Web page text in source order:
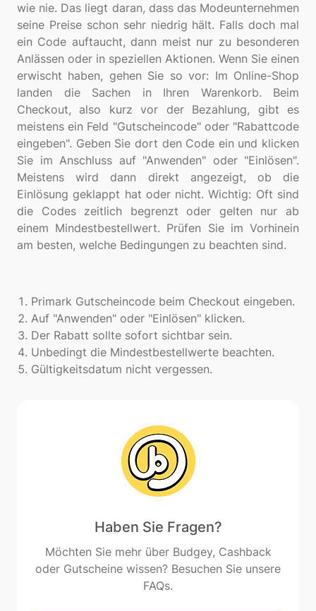
wie nie. Das liegt daran, dass das Modeunternehmen
seine Preise schon sehr niedrig hält. Falls doch mal
ein Code auftaucht, dann meist nur zu besonderen
Anlässen oder in speziellen Aktionen. Wenn Sie einen
erwischt haben, gehen Sie so vor: Im Online-Shop
landen die Sachen in Ihren Warenkorb. Beim
Checkout, also kurz vor der Bezahlung, gibt es
meistens ein Feld "Gutscheincode" oder "Rabattcode
eingeben". Geben Sie dort den Code ein und klicken
Sie im Anschluss auf "Anwenden" oder "Einlösen".
Meistens wird dann direkt angezeigt, ob die
Einlösung geklappt hat oder nicht. Wichtig: Oft sind
die Codes zeitlich begrenzt oder gelten nur ab
einem Mindestbestellwert. Prüfen Sie im Vorhinein
am besten, welche Bedingungen zu beachten sind.
Primark Gutscheincode beim Checkout eingeben.
Auf "Anwenden" oder "Einlösen" klicken.
Der Rabatt sollte sofort sichtbar sein.
Unbedingt die Mindestbestellwerte beachten.
Gültigkeitsdatum nicht vergessen.
Haben Sie Fragen?
Möchten Sie mehr über Budgey, Cashback
oder Gutscheine wissen? Besuchen Sie unsere
FAQs.